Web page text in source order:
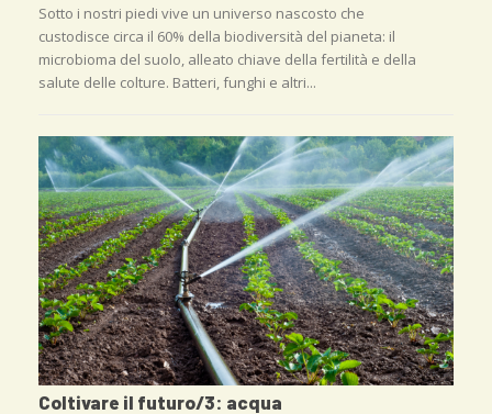
Sotto i nostri piedi vive un universo nascosto che
custodisce circa il 60% della biodiversità del pianeta: il
microbioma del suolo, alleato chiave della fertilità e della
salute delle colture. Batteri, funghi e altri...
Coltivare il futuro/3: acqua